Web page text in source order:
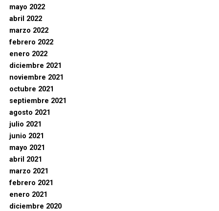
mayo 2022
abril 2022
marzo 2022
febrero 2022
enero 2022
diciembre 2021
noviembre 2021
octubre 2021
septiembre 2021
agosto 2021
julio 2021
junio 2021
mayo 2021
abril 2021
marzo 2021
febrero 2021
enero 2021
diciembre 2020